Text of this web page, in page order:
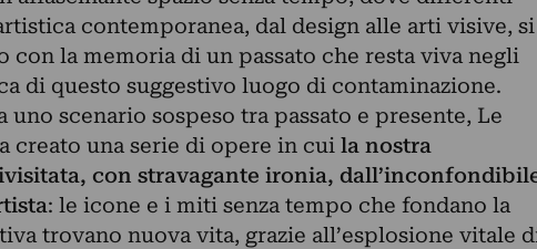
contemporanea, dal design alle arti visive, si
con la memoria di un passato che resta viva negli
di questo suggestivo luogo di contaminazione.
uno scenario sospeso tra passato e presente, Le
creato una serie di opere in cui la nostra
con stravagante ironia,
: le icone e i miti senza tempo che fondano la
trovano nuova vita, grazie all’esplosione vitale